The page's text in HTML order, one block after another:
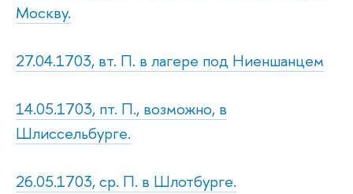
Москву.
27.04.1703, вт. П. в лагере под Ниеншанцем
14.05.1703, пт. П., возможно, в
Шлиссельбурге.
26.05.1703, ср. П. в Шлотбурге.